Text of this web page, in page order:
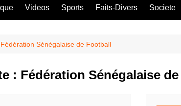
Videos Sports Faits-Divers Societe
Fédération Sénégalaise de Football
: Fédération Sénégalaise